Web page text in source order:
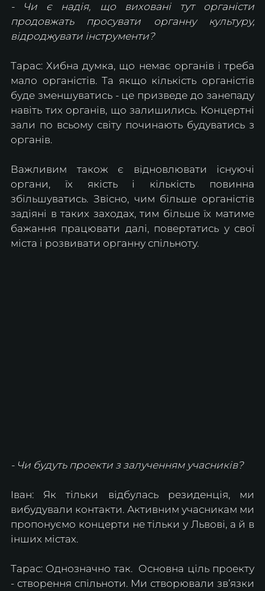
- Чи є надія, що виховані тут органісти
продовжать просувати органну культуру,
відроджувати інструменти?
Тарас: Хибна думка, що немає органів і треба
мало органістів. Та якщо кількість органістів
буде зменшуватись - це призведе до занепаду
навіть тих органів, що залишились. Концертні
зали по всьому світу починають будуватись з
органів.
Важливим також є відновлювати існуючі
органи, їх якість і кількість повинна
збільшуватись. Звісно, чим більше органістів
задіяні в таких заходах, тим більше їх матиме
бажання працювати далі, повертатись у свої
міста і розвивати органну спільноту.
- Чи будуть проекти з залученням учасників?
Іван: Як тільки відбулась резиденція, ми
вибудували контакти. Активним учасникам ми
пропонуємо концерти не тільки у Львові, а й в
інших містах.
Тарас: Однозначно так.  Основна ціль проекту
- створення спільноти. Ми створювали зв’язки